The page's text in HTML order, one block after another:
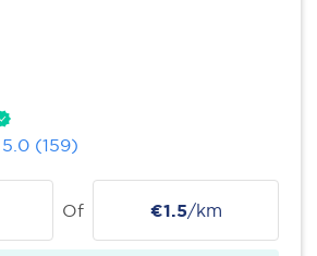
5.0 (159)
Of €1.5/km